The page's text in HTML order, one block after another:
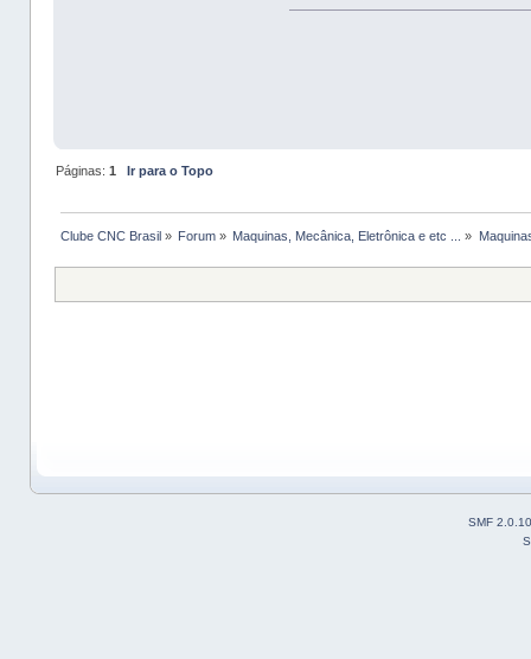
Páginas: 1 Ir para o Topo
Clube CNC Brasil» Forum » Maquinas, Mecânica, Eletrônica e etc ... »
SMF 2.0.10